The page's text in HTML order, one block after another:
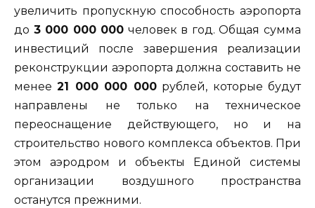
увеличить пропускную способность аэропорта
до 3 000 000 000 человек в год. Общая сумма
инвестиций после завершения реализации
реконструкции аэропорта должна составить не
менее21 000 000 000рублей, которые будут
направлены не только на техническое
переоснащение действующего, но и на
строительство нового комплекса объектов. При
этом аэродром и объекты Единой системы
организации воздушного пространства
останутся прежними.